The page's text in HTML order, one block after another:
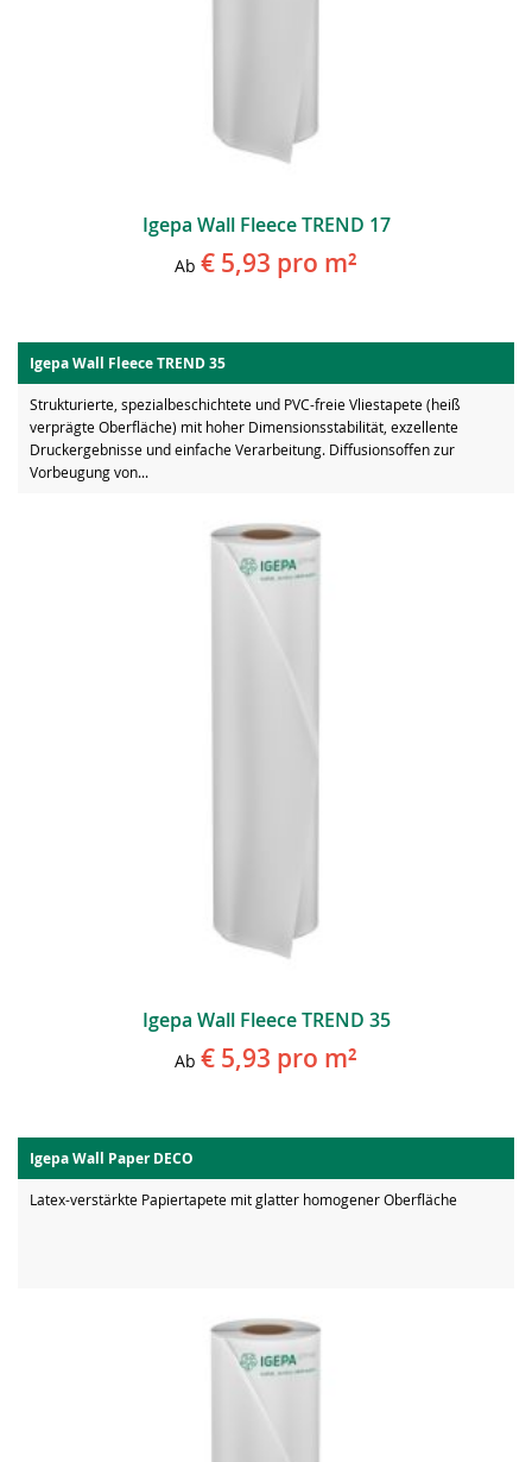
Igepa Wall Fleece TREND 17
Ab € 5,93 pro m²
Igepa Wall Fleece TREND 35
Strukturierte, spezialbeschichtete und PVC-freie Vliestapete (heiß
verprägte Oberfläche) mit hoher Dimensionsstabilität, exzellente
Druckergebnisse und einfache Verarbeitung. Diffusionsoffen zur
Vorbeugung von...
Igepa Wall Fleece TREND 35
Ab € 5,93 pro m²
Igepa Wall Paper DECO
Latex-verstärkte Papiertapete mit glatter homogener Oberfläche